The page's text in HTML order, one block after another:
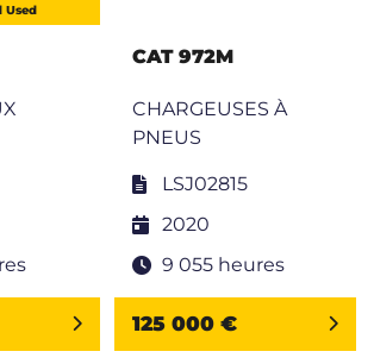
Used
CAT 972M
CHARGEUSES À
PNEUS
LSJ02815
2020
9 055 heures
125 000 €